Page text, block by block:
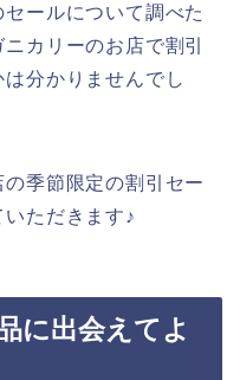
ールについて調べた
カリーのお店で割引
分かりませんでし
季節限定の割引セー
ただきます♪
に出会えてよ